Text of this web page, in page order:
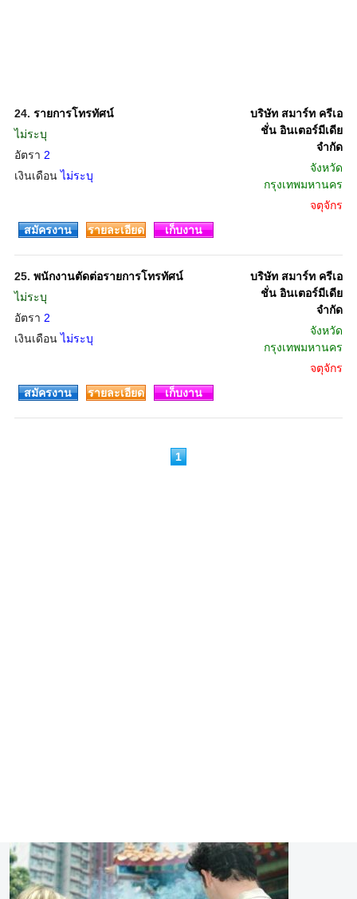
24. รายการโทรทัศน์
ไม่ระบุ
อัตรา 2
เงินเดือนไม่ระบุ
บริษัท สมาร์ท ครีเอ
ชั่น อินเตอร์มีเดีย
จำกัด
จังหวัด
กรุงเทพมหานคร
จตุจักร
สมัครงาน
รายละเอียด เก็บงาน
25. พนักงานตัดต่อรายการโทรทัศน์
ไม่ระบุ
อัตรา 2
เงินเดือนไม่ระบุ
บริษัท สมาร์ท ครีเอ
ชั่น อินเตอร์มีเดีย
จำกัด
จังหวัด
กรุงเทพมหานคร
จตุจักร
สมัครงาน
รายละเอียด เก็บงาน
1